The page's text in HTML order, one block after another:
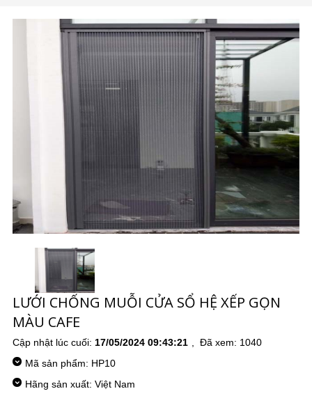
LƯỚI CHỐNG MUỖI CỬA SỔ HỆ XẾP GỌN
MÀU CAFE
Cập nhật lúc cuối: 17/05/2024 09:43:21
, Đã xem: 1040
Mã sản phẩm: HP10
Hãng sản xuất: Việt Nam